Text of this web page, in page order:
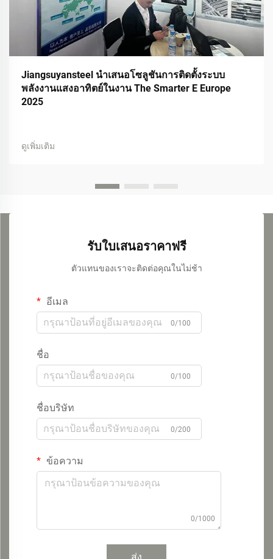
Jiangsuyansteel นำเสนอโซลูชันการติดตั้งระบบ
พลังงานแสงอาทิตย์ในงาน The Smarter E Europe
2025
ดูเพิ่มเติม
รับใบเสนอราคาฟรี
ตัวแทนของเราจะติดต่อคุณในไม่ช้า
อีเมล
0/100
ชื่อ
0/100
ชื่อบริษัท
0/200
ข้อความ
0/1000
ส่ง